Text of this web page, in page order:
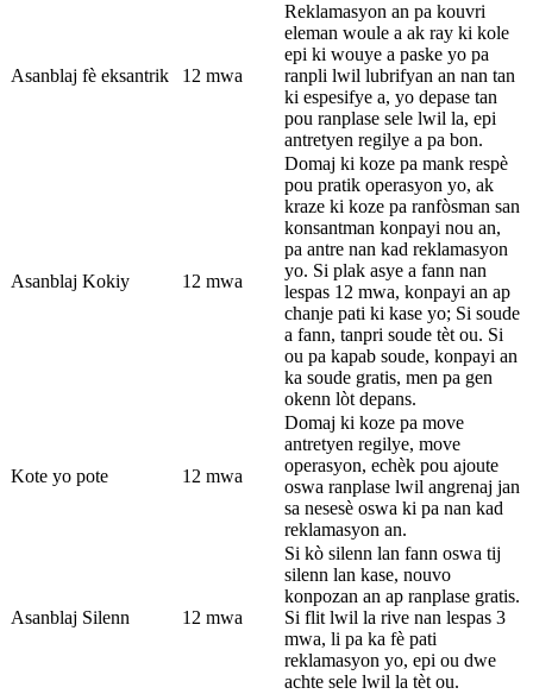
Asanblaj fè eksantrik 12 mwa
Reklamasyon an pa kouvri
eleman woule a ak ray ki kole
epi ki wouye a paske yo pa
ranpli lwil lubrifyan an nan tan
ki espesifye a, yo depase tan
pou ranplase sele lwil la, epi
antretyen regilye a pa bon.
Asanblaj Kokiy 12 mwa
Domaj ki koze pa mank respè
pou pratik operasyon yo, ak
kraze ki koze pa ranfòsman san
konsantman konpayi nou an,
pa antre nan kad reklamasyon
yo. Si plak asye a fann nan
lespas 12 mwa, konpayi an ap
chanje pati ki kase yo; Si soude
a fann, tanpri soude tèt ou. Si
ou pa kapab soude, konpayi an
ka soude gratis, men pa gen
okenn lòt depans.
Kote yo pote 12 mwa
Domaj ki koze pa move
antretyen regilye, move
operasyon, echèk pou ajoute
oswa ranplase lwil angrenaj jan
sa nesesè oswa ki pa nan kad
reklamasyon an.
Asanblaj Silenn 12 mwa
Si kò silenn lan fann oswa tij
silenn lan kase, nouvo
konpozan an ap ranplase gratis.
Si flit lwil la rive nan lespas 3
mwa, li pa ka fè pati
reklamasyon yo, epi ou dwe
achte sele lwil la tèt ou.